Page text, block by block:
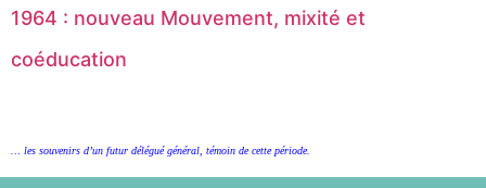
1964 : nouveau Mouvement, mixité et
coéducation
… les souvenirs d’un futur délégué général, témoin de cette période.